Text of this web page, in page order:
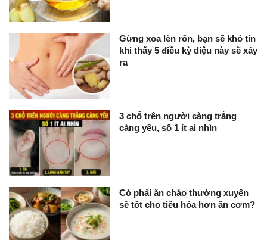
Gừng xoa lên rốn, bạn sẽ khó tin
khi thấy 5 điều kỳ diệu này sẽ xảy
ra
3 chỗ trên người càng trắng
càng yếu, số 1 ít ai nhìn
Có phải ăn cháo thường xuyên
sẽ tốt cho tiêu hóa hơn ăn cơm?